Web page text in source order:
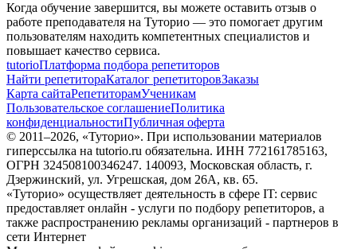
Когда обучение завершится, вы можете оставить отзыв о
работе преподавателя на Туторио — это помогает другим
пользователям находить компетентных специалистов и
повышает качество сервиса.
tutorioПлатформа подбора репетиторов
Найти репетитораКаталог репетиторовЗаказы
Карта сайтаРепетиторамУченикам
Пользовательское соглашениеПолитика
конфиденциальностиПубличная оферта
© 2011–2026, «Туторио». При использовании материалов
гиперссылка на tutorio.ru обязательна. ИНН 772161785163,
ОГРН 324508100346247. 140093, Московская область, г.
Дзержинский, ул. Угрешская, дом 26А, кв. 65.
«Туторио» осуществляет деятельность в сфере IT: сервис
предоставляет онлайн - услуги по подбору репетиторов, а
также распространению рекламы организаций - партнеров в
сети Интернет